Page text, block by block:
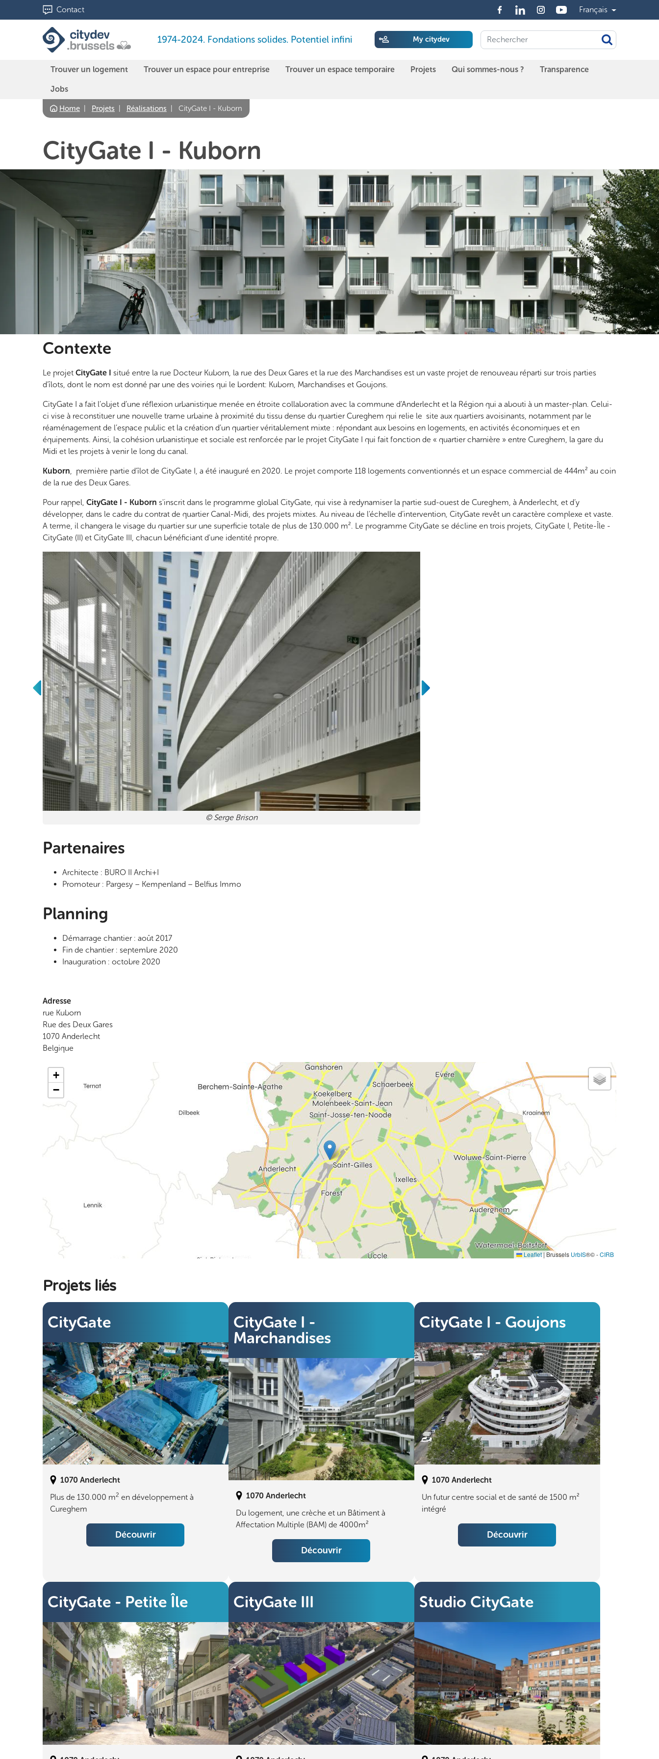
au
Contact Français
1974-2024. Fondations solides. Potentiel infini My citydev
Trouver un logement Trouver un espace pour entreprise Trouver un espace temporaire Projets Qui sommes-nous ? Transparence
Jobs
Home Projets Réalisations CityGate I - Kuborn
CityGate I - Kuborn
Contexte
Le projet CityGate I situé entre la rue Docteur Kuborn, la rue des Deux Gares et la rue des Marchandises est un vaste projet de renouveau réparti sur trois parties
d’îlots, dont le nom est donné par une des voiries qui le bordent: Kuborn, Marchandises et Goujons.
CityGate I a fait l’objet d’une réflexion urbanistique menée en étroite collaboration avec la commune d’Anderlecht et la Région qui a abouti à un master-plan. Celui-
ci vise à reconstituer une nouvelle trame urbaine à proximité du tissu dense du quartier Cureghem qui relie le site aux quartiers avoisinants, notamment par le
réaménagement de l’espace public et la création d’un quartier véritablement mixte : répondant aux besoins en logements, en activités économiques et en
équipements. Ainsi, la cohésion urbanistique et sociale est renforcée par le projet CityGate I qui fait fonction de « quartier charnière » entre Cureghem, la gare du
Midi et les projets à venir le long du canal.
Kuborn , première partie d’îlot de CityGate I, a été inauguré en 2020. Le projet comporte 118 logements conventionnés et un espace commercial de 444m² au coin
de la rue des Deux Gares.
Pour rappel, CityGate I - Kuborn s'inscrit dans le programme global CityGate, qui vise à redynamiser la partie sud-ouest de Cureghem, à Anderlecht, et d’y
développer, dans le cadre du contrat de quartier Canal-Midi, des projets mixtes. Au niveau de l'échelle d’intervention, CityGate revêt un caractère complexe et vaste.
A terme, il changera le visage du quartier sur une superficie totale de plus de 130.000 m². Le programme CityGate se décline en trois projets, CityGate I, Petite-Île -
CityGate (II) et CityGate III, chacun bénéficiant d'une identité propre.
© Serge Brison
Partenaires
Architecte : BURO II Archi+I
Promoteur : Pargesy – Kempenland – Belfius Immo
Planning
Démarrage chantier : août 2017
Fin de chantier : septembre 2020
Inauguration : octobre 2020
Adresse
rue Kuborn
Rue des Deux Gares
1070 Anderlecht
Belgique
+
−
Leaflet|Brussels UrbIS®© -CIRB
Projets liés
CityGate
1070 Anderlecht
Plus de 130.000 m2 en développement à
Cureghem
Découvrir
CityGate I -
Marchandises
1070 Anderlecht
Du logement, une crèche et un Bâtiment à
Affectation Multiple (BAM) de 4000m²
Découvrir
CityGate I - Goujons
1070 Anderlecht
Un futur centre social et de santé de 1500 m²
intégré
Découvrir
CityGate - Petite Île CityGate III Studio CityGate